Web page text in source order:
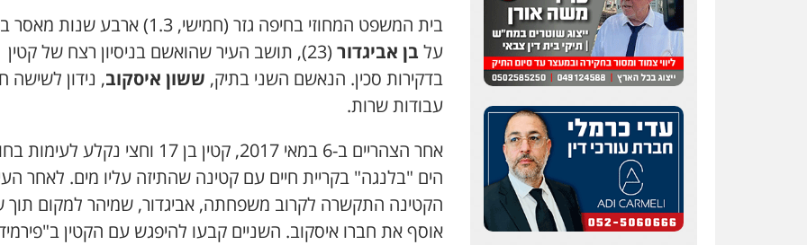
בית המשפט המחוזי בחיפה גזר (חמישי, 1.3) ארבע
על בן אביגדור
(23), תושב העיר שהואשם בניסיון רצח של קטין
בדקירות סכין. הנאשם השני בתיק, ששון איסקוב, נידון לשישה
עבודות שרות.
אחר הצהריים ב-6 במאי 2017, קטין בן 17 וחצי נקלע
הים "בלנגה" בקריית חיים עם קטינה שהתיזה עליו מים. לאחר
הקטינה התקשרה לקרוב משפחתה, אביגדור, שמיהר למקום תוך
אוסף את חברו איסקוב. השניים קבעו להיפגש עם הקטין